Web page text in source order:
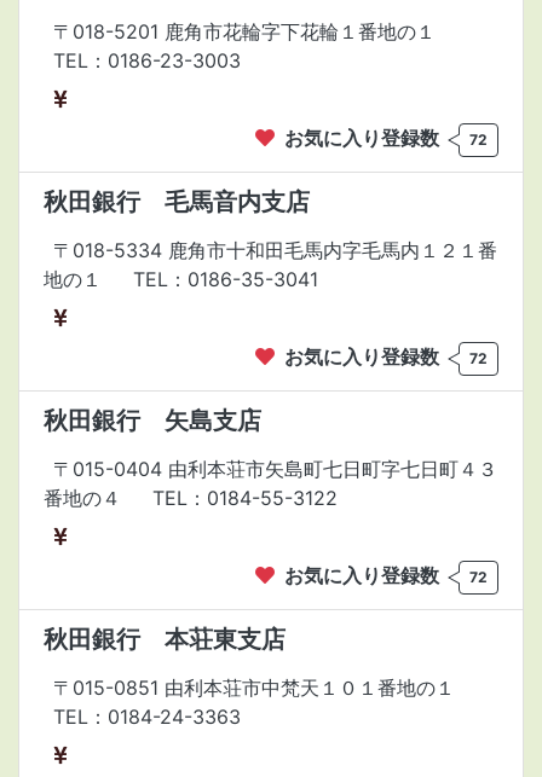
〒018-5201 鹿角市花輪字下花輪１番地の１
TEL：0186-23-3003
お気に入り登録数 72
秋田銀行 毛馬音内支店
〒018-5334 鹿角市十和田毛馬内字毛馬内１２１番
地の１
TEL：0186-35-3041
お気に入り登録数 72
秋田銀行 矢島支店
〒015-0404 由利本荘市矢島町七日町字七日町４３
番地の４
TEL：0184-55-3122
お気に入り登録数 72
秋田銀行 本荘東支店
〒015-0851 由利本荘市中梵天１０１番地の１
TEL：0184-24-3363